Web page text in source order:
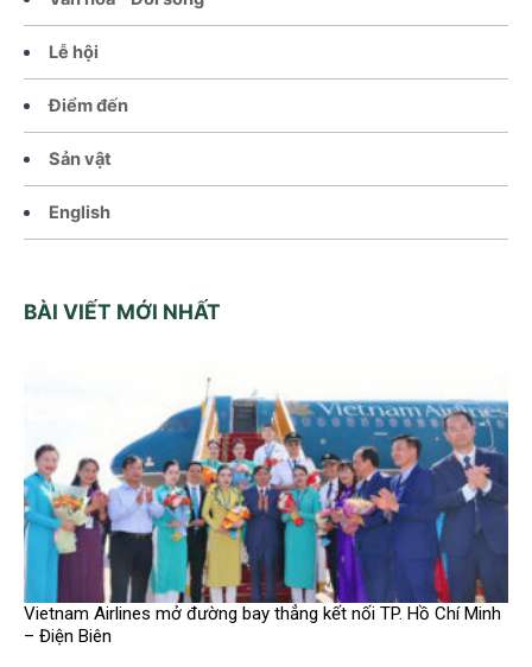
Lễ hội
Điểm đến
Sản vật
English
BÀI VIẾT MỚI NHẤT
Vietnam Airlines mở đường bay thẳng kết nối TP. Hồ Chí Minh
– Điện Biên